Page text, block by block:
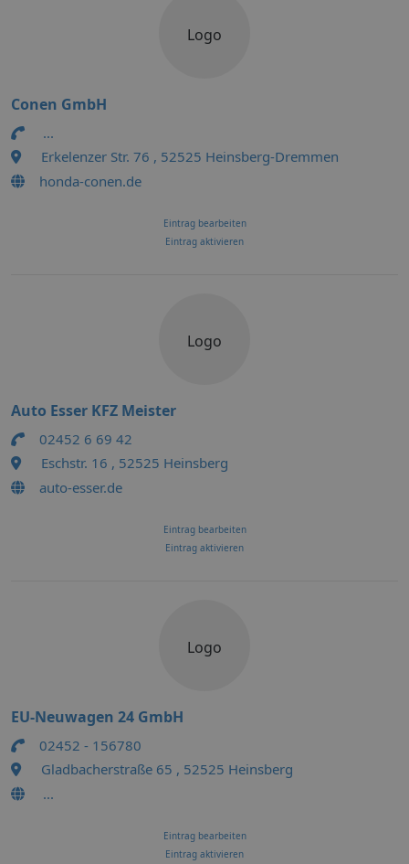
Logo
Conen GmbH
...
Erkelenzer Str. 76 , 52525 Heinsberg-Dremmen
honda-conen.de
Eintrag bearbeiten
Eintrag aktivieren
Logo
Auto Esser KFZ Meister
02452 6 69 42
Eschstr. 16 , 52525 Heinsberg
auto-esser.de
Eintrag bearbeiten
Eintrag aktivieren
Logo
EU-Neuwagen 24 GmbH
02452 - 156780
Gladbacherstraße 65 , 52525 Heinsberg
...
Eintrag bearbeiten
Eintrag aktivieren